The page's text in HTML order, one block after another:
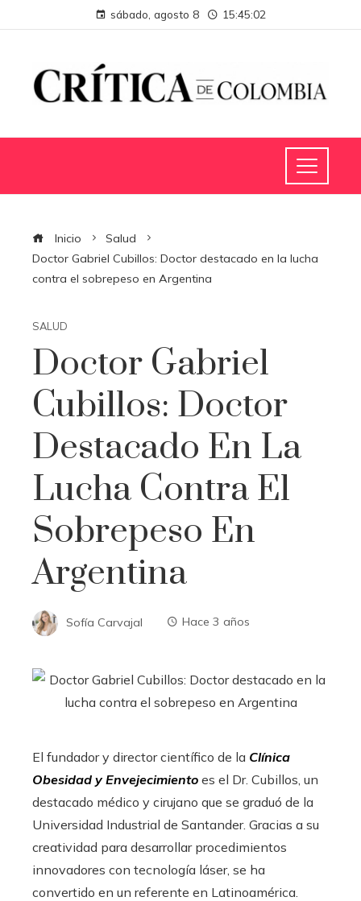
sábado, agosto 8 15:45:03
Inicio
Salud
Doctor Gabriel Cubillos: Doctor destacado en la lucha
contra el sobrepeso en Argentina
SALUD
Doctor Gabriel
Cubillos: Doctor
Destacado En La
Lucha Contra El
Sobrepeso En
Argentina
Sofía Carvajal Hace 3 años
El fundador y director científico de la Clínica
Obesidad y Envejecimiento es el Dr. Cubillos, un
destacado médico y cirujano que se graduó de la
Universidad Industrial de Santander. Gracias a su
creatividad para desarrollar procedimientos
innovadores con tecnología láser, se ha
convertido en un referente en Latinoamérica.